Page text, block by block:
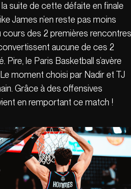
suite de cette défaite en finale
James n’en reste pas moins
des 2 premières rencontres
aucune de ces 2
Pire, le Paris Basketball s’avère
moment choisi par Nadir et TJ
Grâce à des offensives
en remportant ce match !